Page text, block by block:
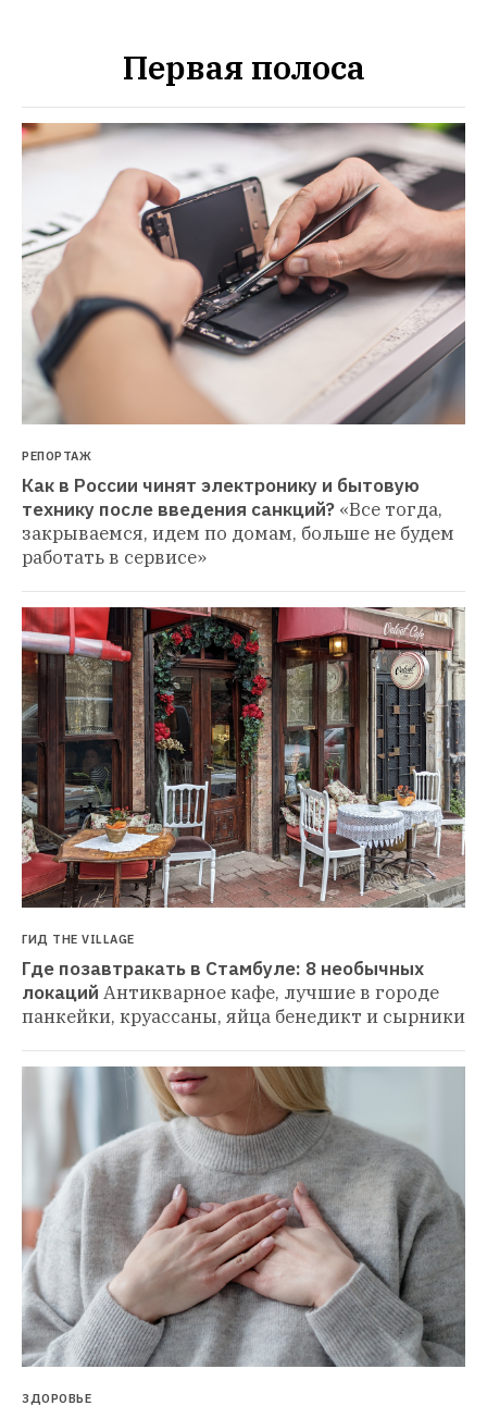
Первая полоса
РЕПОРТАЖ
Как в России чинят электронику и бытовую
технику после введения санкций? «Все тогда,
закрываемся, идем по домам, больше не будем
работать в сервисе»
ГИД THE VILLAGE
Где позавтракать в Стамбуле: 8 необычных
локаций Антикварное кафе, лучшие в городе
панкейки, круассаны, яйца бенедикт и сырники
ЗДОРОВЬЕ